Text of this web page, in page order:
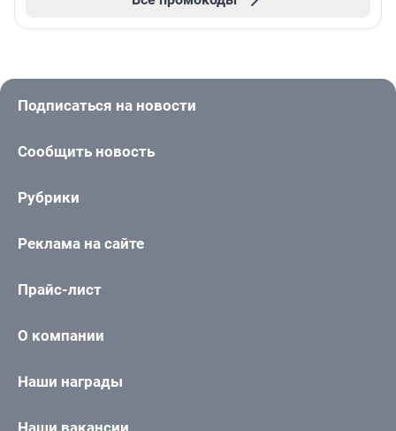
Подписаться на новости
Сообщить новость
Рубрики
Реклама на сайте
Прайс-лист
О компании
Наши награды